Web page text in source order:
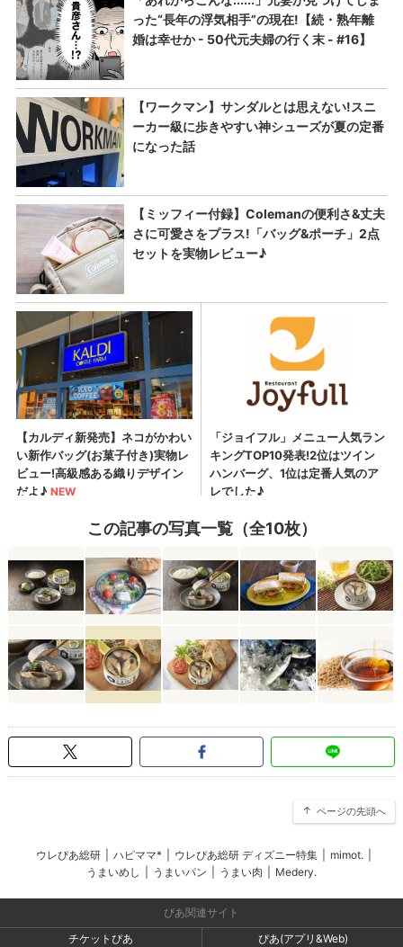
この記事の写真一覧（全10枚）
ページの先頭へ
ウレぴあ総研 ハピママ* ウレぴあ総研 ディズニー特集 mimot.
うまいめし
うまいパン うまい肉 Medery.
ぴあ関連サイト
チケットぴあ
ぴあ(アプリ&Web)